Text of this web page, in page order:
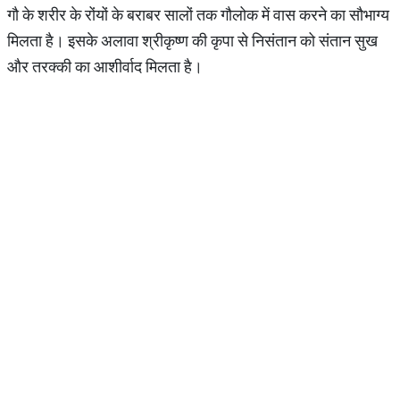
गौ के शरीर के रोंयों के बराबर सालों तक गौलोक में वास करने का सौभाग्य
मिलता है। इसके अलावा श्रीकृष्ण की कृपा से निसंतान को संतान सुख
और तरक्की का आशीर्वाद मिलता है।